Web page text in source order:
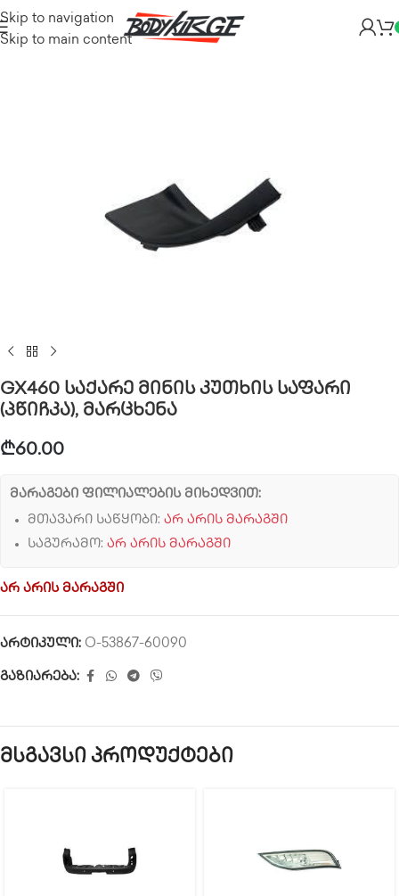
Skip to navigation
Skip to main content
GX460 საქარე მინის კუთხის საფარი
(პწიჩკა), მარცხენა
₾60.00
მარაგები ფილიალების მიხედვით:
მთავარი საწყობი: არ არის მარაგში
საგურამო: არ არის მარაგში
არ არის მარაგში
არტიკული: O-53867-60090
გაზიარება:
მსგავსი პროდუქტები